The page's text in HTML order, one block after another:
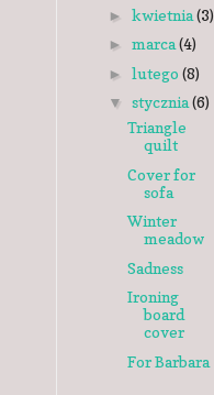
► kwietnia(3)
► marca(4)
► lutego (8)
▼ stycznia(6)
Triangle
quilt
Cover for
sofa
Winter
meadow
Sadness
Ironing
board
cover
For Barbara